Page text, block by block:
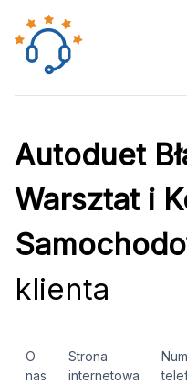
Autoduet
Warsztat i
klienta
O
nas
Strona
internetowa